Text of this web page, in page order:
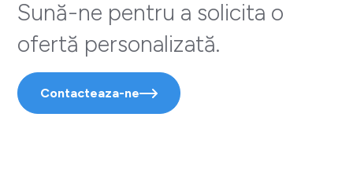
Sună-ne pentru a solicita o
ofertă personalizată.
Contacteaza-ne